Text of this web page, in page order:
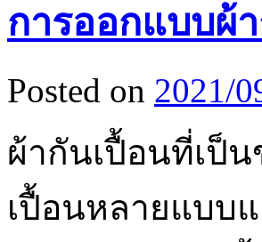
การออกแบบผ้
Posted on 2021/
ผ้ากันเปื้อนที่เป็
เปื้อนหลายแบบ